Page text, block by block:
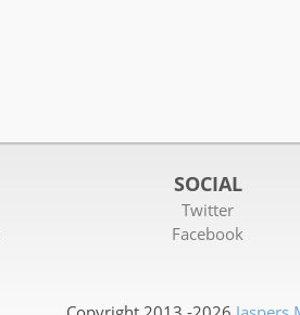
SOCIAL
Twitter
Facebook